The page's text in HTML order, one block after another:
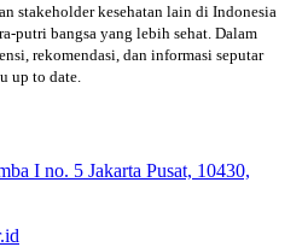
stakeholder kesehatan lain di Indonesia
putri bangsa yang lebih sehat. Dalam
rekomendasi, dan informasi seputar
up to date.
I no. 5 Jakarta Pusat, 10430,